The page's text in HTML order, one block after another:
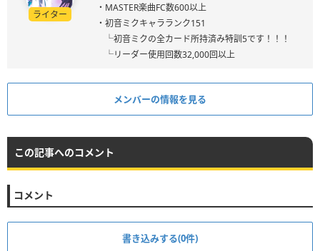
ライター
・MASTER楽曲FC数600以上
・初音ミクキャラランク151
└初音ミクの全カード所持済み特訓5です！！！
└リーダー使用回数32,000回以上
メンバーの情報を見る
この記事へのコメント
コメント
書き込みする(0件)